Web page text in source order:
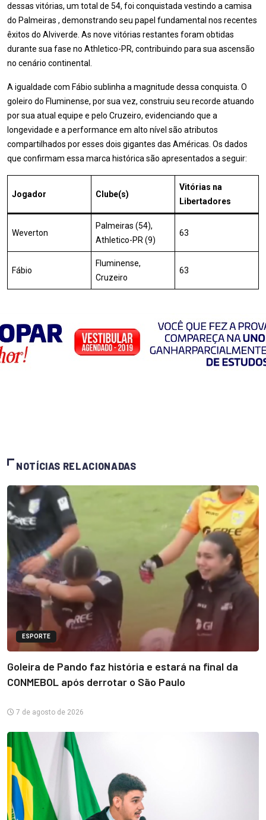
dessas vitórias, um total de 54, foi conquistada vestindo a camisa
do Palmeiras , demonstrando seu papel fundamental nos recentes
êxitos do Alviverde. As nove vitórias restantes foram obtidas
durante sua fase no Athletico-PR, contribuindo para sua ascensão
no cenário continental.
A igualdade com Fábio sublinha a magnitude dessa conquista. O
goleiro do Fluminense, por sua vez, construiu seu recorde atuando
por sua atual equipe e pelo Cruzeiro, evidenciando que a
longevidade e a performance em alto nível são atributos
compartilhados por esses dois gigantes das Américas. Os dados
que confirmam essa marca histórica são apresentados a seguir:
Jogador Clube(s)
Vitórias na
Libertadores
Weverton
Palmeiras (54),
Athletico-PR (9)
63
Fábio
Fluminense,
Cruzeiro
63
NOTÍCIAS RELACIONADAS
ESPORTE
Goleira de Pando faz história e estará na final da
CONMEBOL após derrotar o São Paulo
7 de agosto de 2026